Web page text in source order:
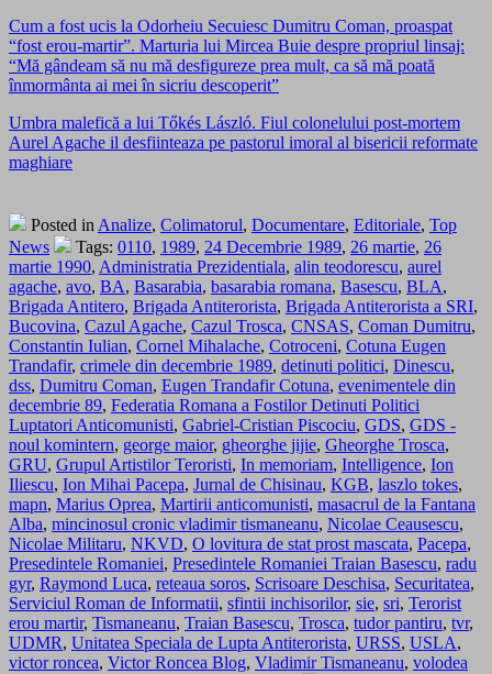
Cum a fost ucis la Odorheiu Secuiesc Dumitru Coman, proaspat
“fost erou-martir”. Marturia lui Mircea Buie despre propriul linsaj:
“Mă gândeam să nu mă desfigureze prea mult, ca să mă poată
înmormânta ai mei în sicriu descoperit”
Umbra malefică a lui Tőkés László. Fiul colonelului post-mortem
Aurel Agache il desfiinteaza pe pastorul imoral al bisericii reformate
maghiare
Posted in Analize, Colimatorul, Documentare, Editoriale, Top
News
Tags: 0110, 1989, 24 Decembrie 1989, 26 martie, 26
martie 1990, Administratia Prezidentiala, alin teodorescu, aurel
agache, avo, BA, Basarabia, basarabia romana, Basescu, BLA,
Brigada Antitero, Brigada Antiterorista, Brigada Antiterorista a SRI,
Bucovina, Cazul Agache, Cazul Trosca, CNSAS, Coman Dumitru,
Constantin Iulian, Cornel Mihalache, Cotroceni, Cotuna Eugen
Trandafir, crimele din decembrie 1989, detinuti politici, Dinescu,
dss, Dumitru Coman, Eugen Trandafir Cotuna, evenimentele din
decembrie 89, Federatia Romana a Fostilor Detinuti Politici
Luptatori Anticomunisti, Gabriel-Cristian Piscociu, GDS, GDS -
noul komintern, george maior, gheorghe jijie, Gheorghe Trosca,
GRU, Grupul Artistilor Teroristi, In memoriam, Intelligence, Ion
Iliescu, Ion Mihai Pacepa, Jurnal de Chisinau, KGB, laszlo tokes,
mapn, Marius Oprea, Martirii anticomunisti, masacrul de la Fantana
Alba, mincinosul cronic vladimir tismaneanu, Nicolae Ceausescu,
Nicolae Militaru, NKVD, O lovitura de stat prost mascata, Pacepa,
Presedintele Romaniei, Presedintele Romaniei Traian Basescu, radu
gyr, Raymond Luca, reteaua soros, Scrisoare Deschisa, Securitatea,
Serviciul Roman de Informatii, sfintii inchisorilor, sie, sri, Terorist
erou martir, Tismaneanu, Traian Basescu, Trosca, tudor pantiru, tvr,
UDMR, Unitatea Speciala de Lupta Antiterorista, URSS, USLA,
victor roncea, Victor Roncea Blog, Vladimir Tismaneanu, volodea